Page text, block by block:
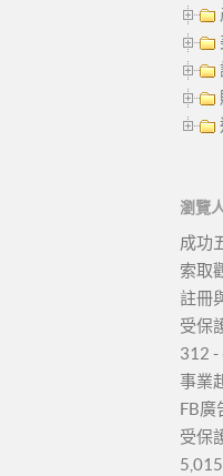
瀏覽
成功
索取
註冊
受保
312 -
事業
FB廣
受保